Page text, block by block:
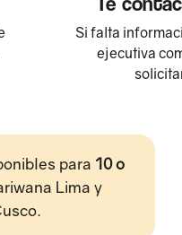
Si falta
ejecutiva
para 10 o
Lima y